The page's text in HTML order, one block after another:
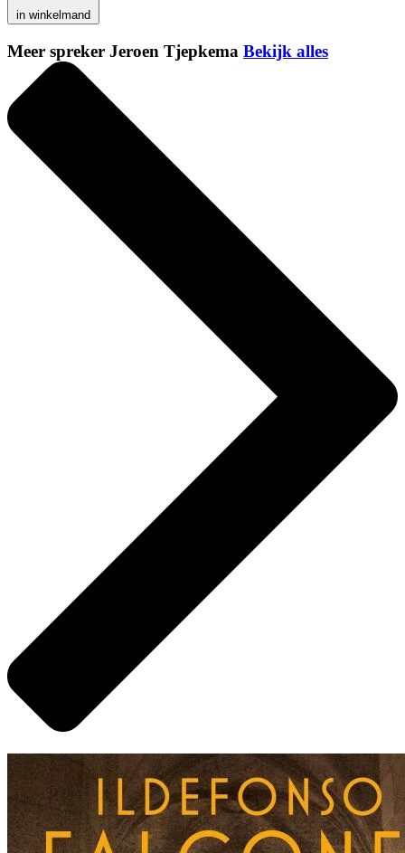
in winkelmand
Meer spreker Jeroen Tjepkema Bekijk alles